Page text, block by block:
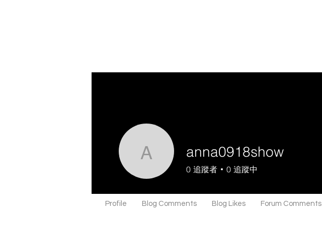
anna0918show
anna0918show
0 追蹤者 0 追蹤中
Profile Blog Comments Blog Likes Forum Comments